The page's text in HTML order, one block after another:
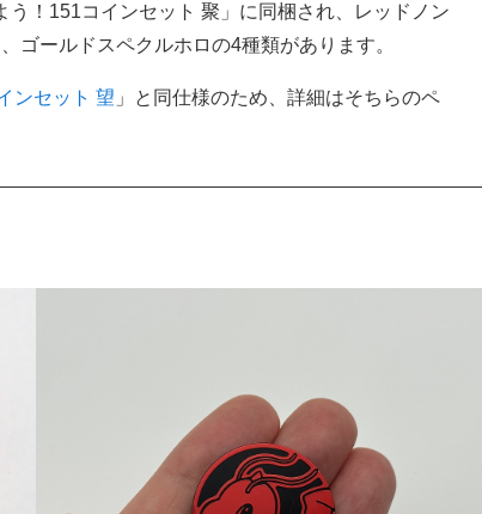
！151コインセット 聚」に同梱され、レッドノン
ゴールドスペクルホロの4種類があります。
ンセット 望 」と同仕様のため、詳細はそちらのペ